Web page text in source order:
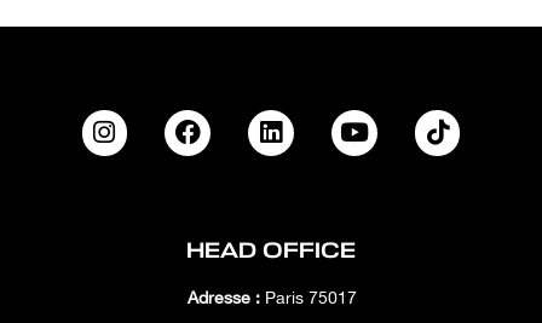
HEAD OFFICE
Adresse :Paris 75017